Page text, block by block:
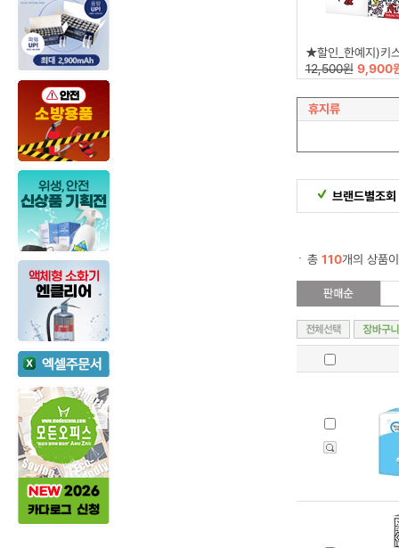
★할인_한예지)키스해링 정사각 미용
12,500원 9,900
휴지류
브랜드별조회
총 110개의 상품